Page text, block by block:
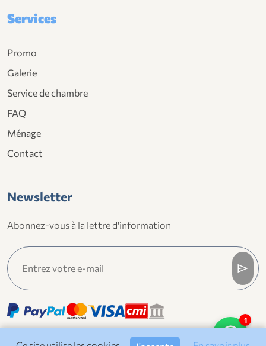
Services
Promo
Galerie
Service de chambre
FAQ
Ménage
Contact
Newsletter
Abonnez-vous à la lettre d'information
send
1